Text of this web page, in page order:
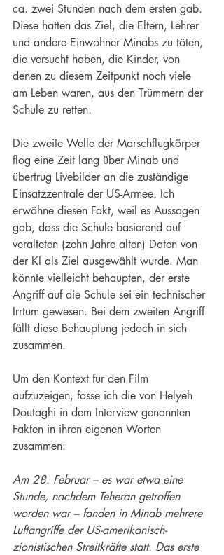
ca. zwei Stunden nach dem ersten gab.
Diese hatten das Ziel, die Eltern, Lehrer
und andere Einwohner Minabs zu töten,
die versucht haben, die Kinder, von
denen zu diesem Zeitpunkt noch viele
am Leben waren, aus den Trümmern der
Schule zu retten.
Die zweite Welle der Marschflugkörper
flog eine Zeit lang über Minab und
übertrug Livebilder an die zuständige
Einsatzzentrale der US-Armee. Ich
erwähne diesen Fakt, weil es Aussagen
gab, dass die Schule basierend auf
veralteten (zehn Jahre alten) Daten von
der KI als Ziel ausgewählt wurde. Man
könnte vielleicht behaupten, der erste
Angriff auf die Schule sei ein technischer
Irrtum gewesen. Bei dem zweiten Angriff
fällt diese Behauptung jedoch in sich
zusammen.
Um den Kontext für den Film
aufzuzeigen, fasse ich die von Helyeh
Doutaghi in dem Interview genannten
Fakten in ihren eigenen Worten
zusammen:
Am 28. Februar – es war etwa eine
Stunde, nachdem Teheran getroffen
worden war – fanden in Minab mehrere
Luftangriffe der US-amerikanisch-
zionistischen Streitkräfte statt. Das erste